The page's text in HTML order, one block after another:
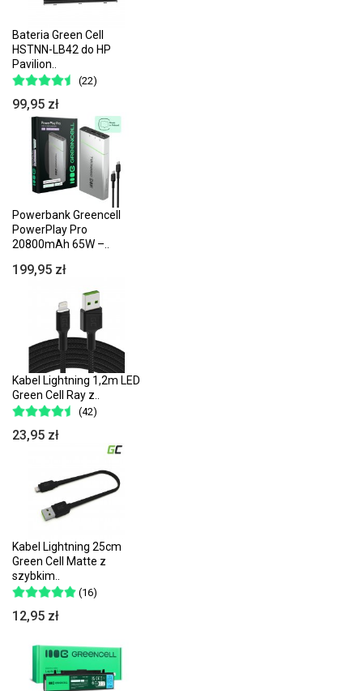
Bateria Green Cell
HSTNN-LB42 do HP
Pavilion..
(22)
99,95 zł
Powerbank Greencell
PowerPlay Pro
20800mAh 65W –..
199,95 zł
Kabel Lightning 1,2m LED
Green Cell Ray z..
(42)
23,95 zł
Kabel Lightning 25cm
Green Cell Matte z
szybkim..
(16)
12,95 zł